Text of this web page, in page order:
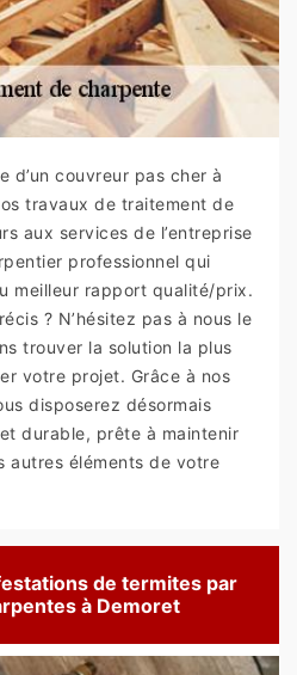
d’un couvreur pas cher à
travaux de traitement de
aux services de l’entreprise
professionnel qui
meilleur rapport qualité/prix.
? N’hésitez pas à nous le
trouver la solution la plus
votre projet. Grâce à nos
disposerez désormais
durable, prête à maintenir
autres éléments de votre
de termites par
à Demoret